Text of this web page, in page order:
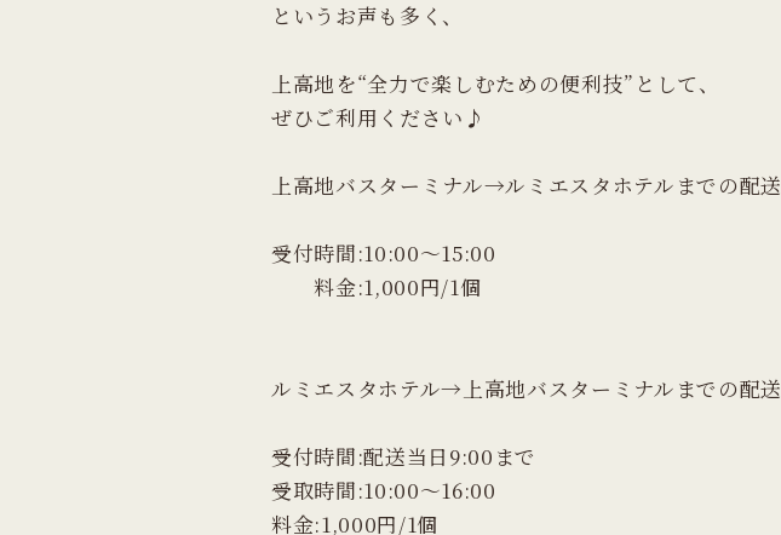
というお声も多く、
上高地を“全力で楽しむための便利技”として、
ぜひご利用ください♪
上高地バスターミナル→ルミエスタホテルまでの配送
受付時間:10:00〜15:00
料金:1,000円/1個
ルミエスタホテル→上高地バスターミナルまでの配送
受付時間:配送当日9:00まで
受取時間:10:00〜16:00
料金:1,000円/1個